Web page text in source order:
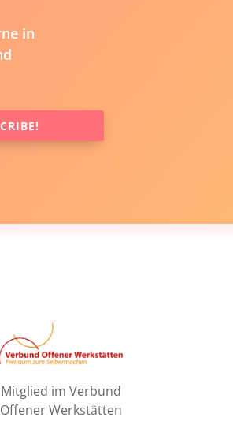
in
Mitglied im Verbund
Offener Werkstätten